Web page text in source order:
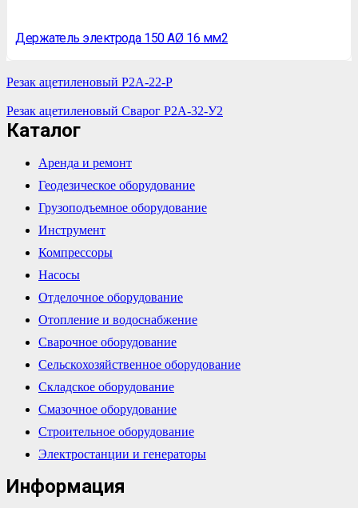
Держатель электрода 150 АØ 16 мм2
Резак ацетиленовый Р2А-22-Р
Резак ацетиленовый Сварог Р2А-32-У2
Каталог
Аренда и ремонт
Геодезическое оборудование
Грузоподъемное оборудование
Инструмент
Компрессоры
Насосы
Отделочное оборудование
Отопление и водоснабжение
Сварочное оборудование
Сельскохозяйственное оборудование
Складское оборудование
Смазочное оборудование
Строительное оборудование
Электростанции и генераторы
Информация